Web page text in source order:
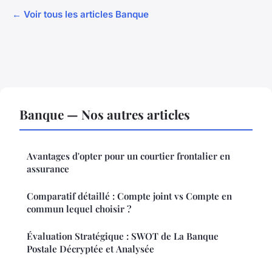
← Voir tous les articles Banque
Banque — Nos autres articles
Avantages d'opter pour un courtier frontalier en
assurance
Comparatif détaillé : Compte joint vs Compte en
commun lequel choisir ?
Évaluation Stratégique : SWOT de La Banque
Postale Décryptée et Analysée